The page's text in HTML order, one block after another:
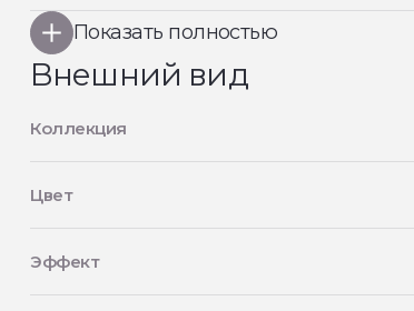
Показать полностью
Внешний вид
Коллекция
Цвет
Эффект